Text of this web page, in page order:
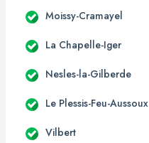
Moissy-Cramayel
La Chapelle-Iger
Nesles-la-Gilberde
Le Plessis-Feu-Aussoux
Vilbert